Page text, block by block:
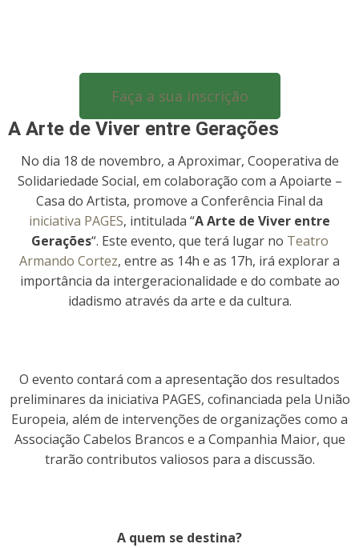
Faça a sua inscrição
A Arte de Viver entre Gerações
No dia 18 de novembro, a Aproximar, Cooperativa de
Solidariedade Social, em colaboração com a Apoiarte –
Casa do Artista, promove a Conferência Final da
iniciativa PAGES, intitulada “A Arte de Viver entre
Gerações“. Este evento, que terá lugar no Teatro
Armando Cortez, entre as 14h e as 17h, irá explorar a
importância da intergeracionalidade e do combate ao
idadismo através da arte e da cultura.
O evento contará com a apresentação dos resultados
preliminares da iniciativa PAGES, cofinanciada pela União
Europeia, além de intervenções de organizações como a
Associação Cabelos Brancos e a Companhia Maior, que
trarão contributos valiosos para a discussão.
A quem se destina?